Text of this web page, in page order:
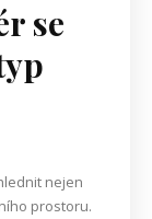
se
nejen
prostoru.